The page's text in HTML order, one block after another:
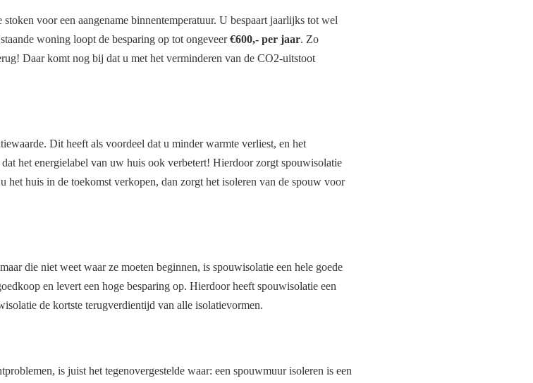
voor een aangename binnentemperatuur. U bespaart jaarlijks tot wel
woning loopt de besparing op tot ongeveer€600,- per jaar. Zo
Daar komt nog bij dat u met het verminderen van de CO2-uitstoot
Dit heeft als voordeel dat u minder warmte verliest, en het
het energielabel van uw huis ook verbetert! Hierdoor zorgt spouwisolatie
huis in de toekomst verkopen, dan zorgt het isoleren van de spouw voor
die niet weet waar ze moeten beginnen, is spouwisolatie een hele goede
en levert een hoge besparing op. Hierdoor heeft spouwisolatie een
de kortste terugverdientijd van alle isolatievormen.
is juist het tegenovergestelde waar: een spouwmuur isoleren is een